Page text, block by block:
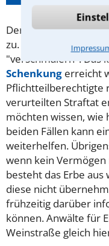
Der Pflichtteilsteht
zu. Vererber
"verschmälern". Das
Schenkung erreicht
Pflichtteilberechtigte
verurteilten Straftat
möchten wissen, wie
beiden Fällen kann
weiterhelfen.
wenn kein
besteht das Erbe aus
diese nicht
frühzeitig darüber
können. Anwälte für
Weinstraße gleich